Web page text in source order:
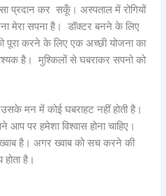
प्रदान कर सकूँ। अस्पताल में रोगियों
मेरा सपना है। डॉक्टर बनने के लिए
पूरा करने के लिए एक अच्छी योजना का
है। मुश्किलों से घबराकर सपनो को
मन में कोई घबराहट नहीं होती है।
पर हमेशा विश्वास होना चाहिए।
ख्वाब है। अगर ख्वाब को सच करने की
है।